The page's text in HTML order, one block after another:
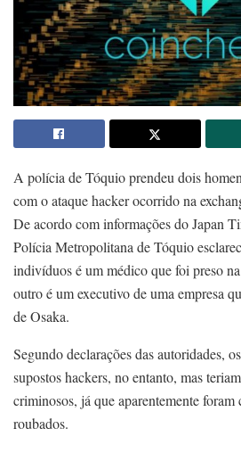
A polícia de Tóquio prendeu dois
com o ataque hacker ocorrido na
De acordo com informações do Japan
Polícia Metropolitana de Tóquio
indivíduos é um médico que foi preso
outro é um executivo de uma empresa
de Osaka.
Segundo declarações das autoridades,
supostos hackers, no entanto, mas
criminosos, já que aparentemente
roubados.